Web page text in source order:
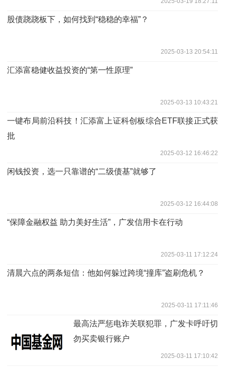
股债跷跷板下，如何找到“稳稳的幸福”？
2025-03-13 20:54:11
汇添富稳健收益投资的“第一性原理”
2025-03-13 10:43:21
一键布局前沿科技！汇添富上证科创板综合ETF联接正式获
批
2025-03-12 16:46:22
闲钱投资，选一只靠谱的“二级债基”就够了
2025-03-12 16:44:08
“保障金融权益 助力美好生活”，广发信用卡在行动
2025-03-11 17:12:24
清晨六点的两条短信：他如何躲过跨境“撞库”盗刷危机？
2025-03-11 17:11:46
最高法严惩电诈关联犯罪，广发卡呼吁切
勿买卖银行账户
2025-03-11 17:10:42